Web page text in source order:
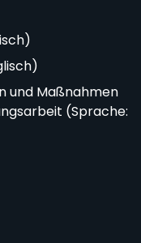
und Maßnahmen
(Sprache: